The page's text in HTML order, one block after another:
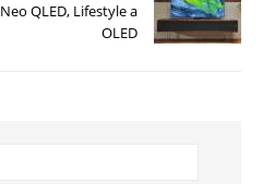
QLED, Lifestyle a
OLED